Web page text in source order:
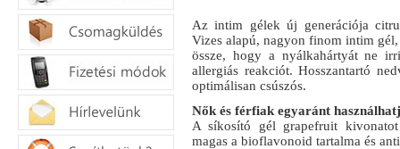
Az intim gélek új generációja
Vizes alapú, nagyon finom intim
össze, hogy a nyálkahártyát ne
allergiás reakciót. Hosszantartó
optimálisan csúszós.
Nők és férfiak egyaránt
A síkosító gél grapefruit
magas a bioflavonoid tartalma és